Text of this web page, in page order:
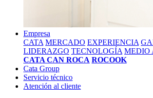
Empresa
CATA MERCADO EXPERIENCIA
LIDERAZGO TECNOLOGÍA MEDIO
CATA CAN ROCA ROCOOK
Cata Group
Servicio técnico
Atención al cliente